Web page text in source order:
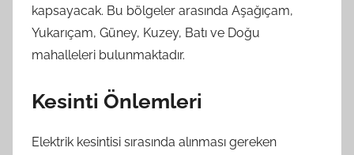
kapsayacak. Bu bölgeler arasında Aşağıçam,
Yukarıçam, Güney, Kuzey, Batı ve Doğu
mahalleleri bulunmaktadır.
Kesinti Önlemleri
Elektrik kesintisi sırasında alınması gereken